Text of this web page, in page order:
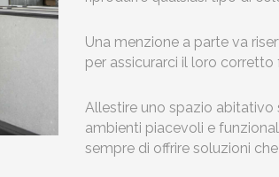
Una menzione a parte va
per assicurarci il loro
Allestire uno spazio abitativo
ambienti piacevoli e
sempre di offrire soluzioni